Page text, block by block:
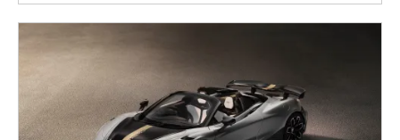
#HONDA CIVIC TYPE R